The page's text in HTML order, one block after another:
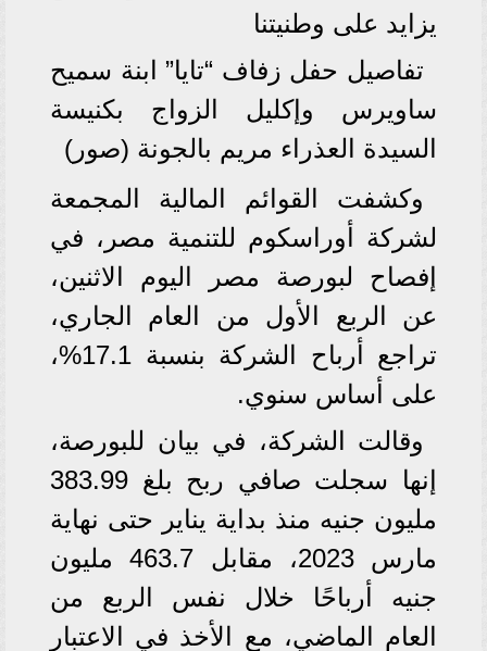
يزايد على وطنيتنا
تفاصيل حفل زفاف “تايا” ابنة سميح
ساويرس وإكليل الزواج بكنيسة
السيدة العذراء مريم بالجونة (صور)
وكشفت القوائم المالية المجمعة
لشركة أوراسكوم للتنمية مصر، في
إفصاح لبورصة مصر اليوم الاثنين،
عن الربع الأول من العام الجاري،
تراجع أرباح الشركة بنسبة 17.1%،
على أساس سنوي.
وقالت الشركة، في بيان للبورصة،
إنها سجلت صافي ربح بلغ 383.99
مليون جنيه منذ بداية يناير حتى نهاية
مارس 2023، مقابل 463.7 مليون
جنيه أرباحًا خلال نفس الربع من
العام الماضي، مع الأخذ في الاعتبار